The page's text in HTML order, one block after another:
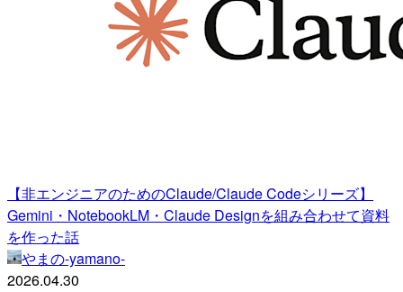
【非エンジニアのためのClaude/Claude Codeシリーズ】
Gemini・NotebookLM・Claude Designを組み合わせて資料
を作った話
やまの-yamano-
2026.04.30